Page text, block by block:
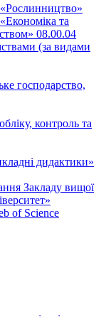
«Рослинництво»
та
08.00.04
(за видами
господарство,
контроль та
дидактики»
Закладу вищої
of Science